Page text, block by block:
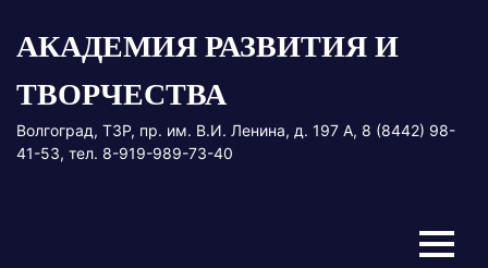
содержимому
АКАДЕМИЯ РАЗВИТИЯ И
ТВОРЧЕСТВА
Волгоград, ТЗР, пр. им. В.И. Ленина, д. 197 А, 8 (8442) 98-
41-53, тел. 8-919-989-73-40
Меню